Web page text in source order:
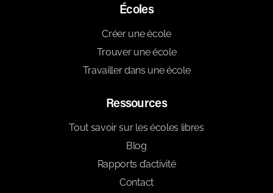
Écoles
Créer une école
Trouver une école
Travailler dans une école
Ressources
Tout savoir sur les écoles libres
Blog
Rapports d’activité
Contact